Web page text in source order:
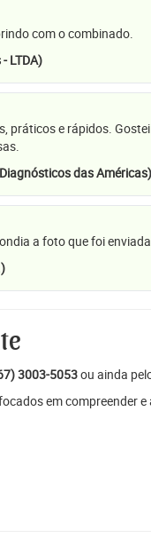
com o combinado.
LTDA)
práticos e rápidos.
das Américas)
a foto que foi
3003-5053ou ainda
em compreender